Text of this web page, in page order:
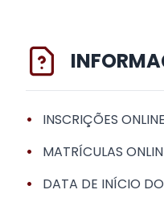
•
INSCRIÇÕES
•
MATRÍCULAS
•
DATA DE INÍCIO